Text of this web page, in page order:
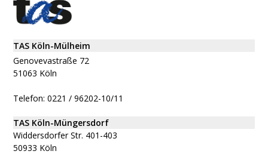
TAS Köln-Mülheim
Genovevastraße 72
51063 Köln
Telefon: 0221 / 96202-10/11
TAS Köln-Müngersdorf
Widdersdorfer Str. 401-403
50933 Köln